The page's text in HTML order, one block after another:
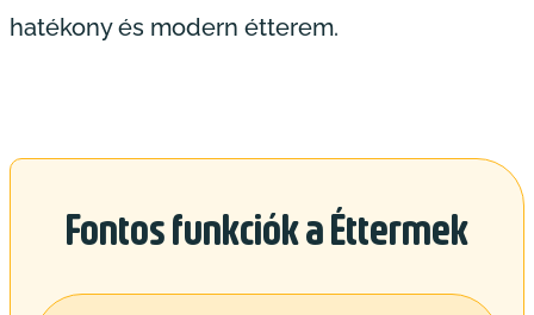
hatékony és modern étterem.
Fontos funkciók a Éttermek